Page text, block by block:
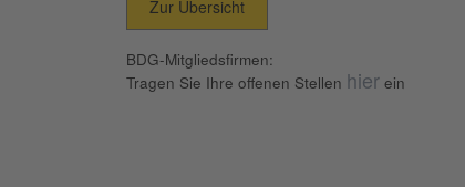
Zur Übersicht
BDG-Mitgliedsfirmen:
Tragen Sie Ihre offenen Stellen hier ein